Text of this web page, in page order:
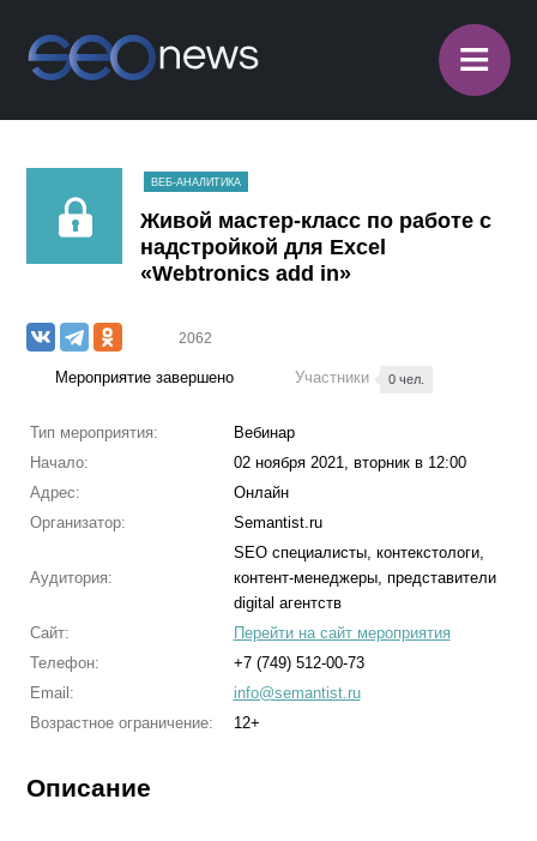
≡
ВЕБ-АНАЛИТИКА
Живой мастер-класс по работе с
надстройкой для Excel
«Webtronics add in»
2062
Мероприятие завершено Участники 0 чел.
Тип мероприятия:
Вебинар
Начало:
02 ноября 2021, вторник в 12:00
Адрес:
Онлайн
Организатор:
Semantist.ru
Аудитория:
SEO специалисты, контекстологи,
контент-менеджеры, представители
digital агентств
Сайт:
Перейти на сайт мероприятия
Телефон:
+7 (749) 512-00-73
Email:
info@semantist.ru
Возрастное ограничение:
12+
Описание